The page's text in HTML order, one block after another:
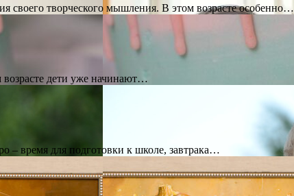
своего творческого мышления. В этом возрасте особенно…
возрасте дети уже начинают…
– время для подготовки к школе, завтрака…